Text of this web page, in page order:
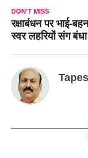
DON'T MISS
रक्षाबंधन पर भाई-
स्वर लहरियों संग